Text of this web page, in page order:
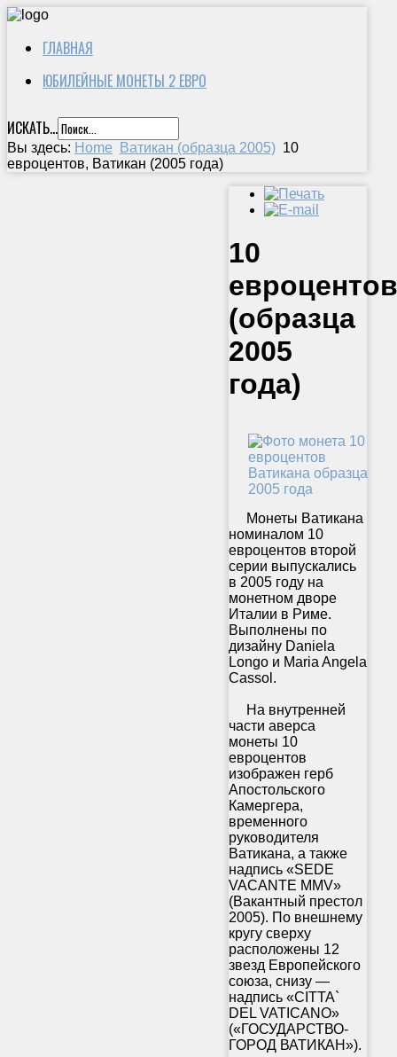
ГЛАВНАЯ
ЮБИЛЕЙНЫЕ МОНЕТЫ 2 ЕВРО
ИСКАТЬ...
Вы здесь: Home Ватикан (образца 2005) 10
евроцентов, Ватикан (2005 года)
10
(образца
2005
года)
Монеты Ватикана
номиналом 10
евроцентов второй
серии выпускались
в 2005 году на
монетном дворе
Италии в Риме.
Выполнены по
дизайну Daniela
Longo и Maria Angela
Cassol.
На внутренней
части аверса
монеты 10
евроцентов
изображен герб
Апостольского
Камергера,
временного
руководителя
Ватикана, а также
надпись «SEDE
VACANTE MMV»
(Вакантный престол
2005). По внешнему
кругу сверху
расположены 12
звезд Европейского
союза, снизу —
надпись «CITTA`
DEL VATICANO»
(«ГОСУДАРСТВО-
ГОРОД ВАТИКАН»).